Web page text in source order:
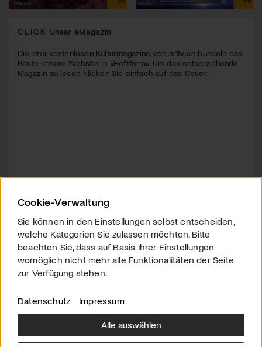
CLICK Unser eMagazin
Die drei kostenlosen Kulturmagazine von arttv.ch bündeln das
Beste unsere Website in «Heftform». Um das entsprechende
Magazin zu lesen, klicken Sie einfach auf das Cover.
Über uns Downloads Impressum
Cookie-Verwaltung
Sie können in den Einstellungen selbst entscheiden,
welche Kategorien Sie zulassen möchten. Bitte
beachten Sie, dass auf Basis Ihrer Einstellungen
womöglich nicht mehr alle Funktionalitäten der Seite
zur Verfügung stehen.
Datenschutz Impressum
Alle auswählen